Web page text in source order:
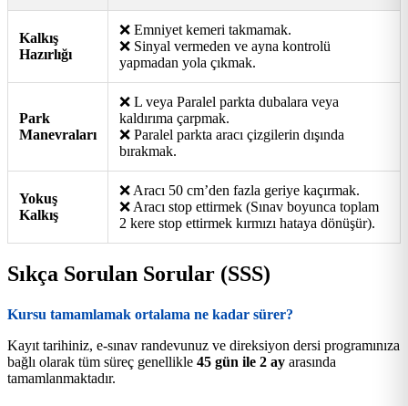
Kalkış
Hazırlığı
❌ Emniyet kemeri takmamak.
❌ Sinyal vermeden ve ayna kontrolü
yapmadan yola çıkmak.
Park
Manevraları
❌ L veya Paralel parkta dubalara veya
kaldırıma çarpmak.
❌ Paralel parkta aracı çizgilerin dışında
bırakmak.
Yokuş
Kalkış
❌ Aracı 50 cm’den fazla geriye kaçırmak.
❌ Aracı stop ettirmek (Sınav boyunca toplam
2 kere stop ettirmek kırmızı hataya dönüşür).
Sıkça Sorulan Sorular (SSS)
Kursu tamamlamak ortalama ne kadar sürer?
Kayıt tarihiniz, e-sınav randevunuz ve direksiyon dersi programınıza
bağlı olarak tüm süreç genellikle 45 gün ile 2 ay arasında
tamamlanmaktadır.